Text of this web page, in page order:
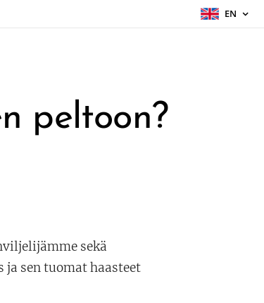
EN
peltoon?
sekä
sen tuomat haasteet